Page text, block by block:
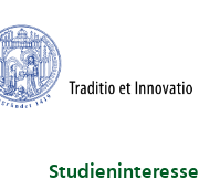
Studieninteresse